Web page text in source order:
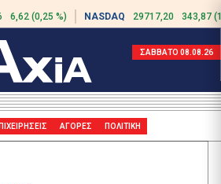
6,62 (0,25 %) NASDAQ 29717,20 343,87
ΣΑΒΒΑΤΟ 08.08.26
ΑΓΟΡΕΣ ΠΟΛΙΤΙΚΗ